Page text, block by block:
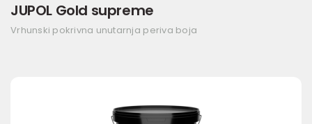
JUPOL Gold supreme
Vrhunski pokrivna unutarnja periva boja